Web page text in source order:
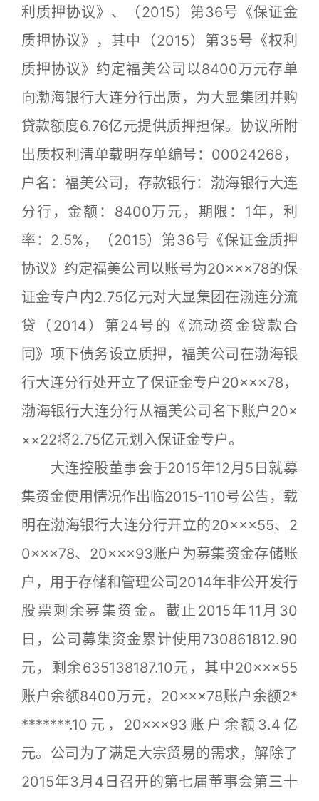
利质押协议》、（2015）第36号《保证金
质押协议》，其中（2015）第35号《权利
质押协议》约定福美公司以8400万元存单
向渤海银行大连分行出质，为大显集团并购
贷款额度6.76亿元提供质押担保。协议所附
出质权利清单载明存单编号：00024268，
户名：福美公司，存款银行：渤海银行大连
分行，金额：8400万元，期限：1年，利
率：2.5%，（2015）第36号《保证金质押
协议》约定福美公司以账号为20×××78的保
证金专户内2.75亿元对大显集团在渤连分流
贷（2014）第24号的《流动资金贷款合
同》项下债务设立质押，福美公司在渤海银
行大连分行处开立了保证金专户20×××78，
渤海银行大连分行从福美公司名下账户20×
××22将2.75亿元划入保证金专户。
大连控股董事会于2015年12月5日就募
集资金使用情况作出临2015-110号公告，载
明在渤海银行大连分行开立的20×××55、2
0×××78、20×××93账户为募集资金存储账
户，用于存储和管理公司2014年非公开发行
股票剩余募集资金。截止2015年11月30
日，公司募集资金累计使用730861812.90
元，剩余635138187.10元，其中20×××55
账户余额8400万元，20×××78账户余额2*
*******.10元，20×××93账户余额3.4亿
元。公司为了满足大宗贸易的需求，解除了
2015年3月4日召开的第七届董事会第三十